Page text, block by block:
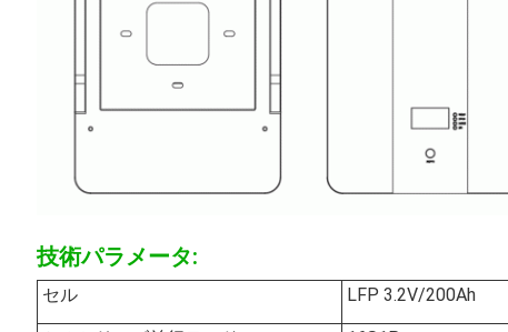
技術パラメータ:
セル LFP 3.2V/200Ah